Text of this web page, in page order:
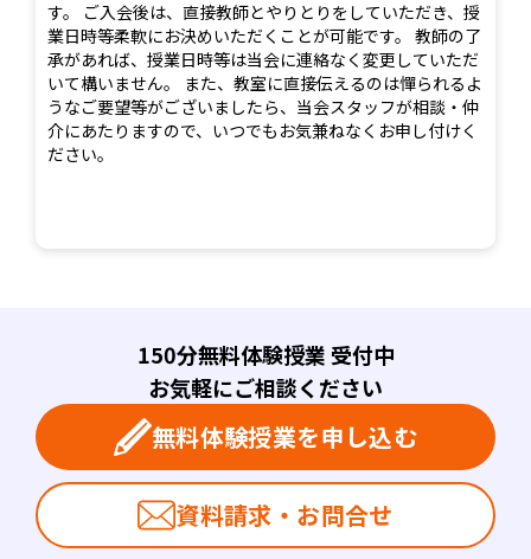
す。 ご入会後は、直接教師とやりとりをしていただき、授
業日時等柔軟にお決めいただくことが可能です。 教師の了
承があれば、授業日時等は当会に連絡なく変更していただ
いて構いません。 また、教室に直接伝えるのは憚られるよ
うなご要望等がございましたら、当会スタッフが相談・仲
介にあたりますので、いつでもお気兼ねなくお申し付けく
ださい。
150分無料体験授業 受付中
お気軽にご相談ください
無料体験授業を申し込む
資料請求・お問合せ